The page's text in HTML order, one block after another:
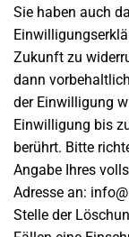
Sie haben auch
Zukunft zu
dann
der Einwilligung
Einwilligung bis
berührt. Bitte
Angabe Ihres
Adresse an:
Stelle der